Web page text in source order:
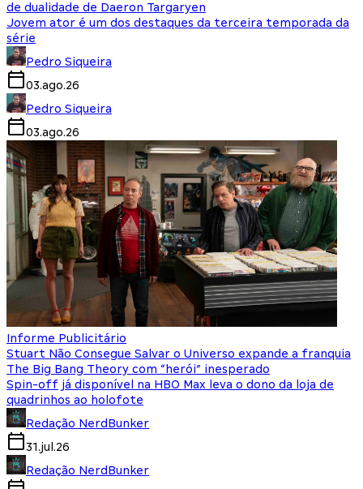
de dualidade de Daeron Targaryen
Jovem ator é um dos destaques da terceira temporada da
série
Pedro Siqueira
03.ago.26
Pedro Siqueira
03.ago.26
Informe Publicitário
Stuart Não Consegue Salvar o Universo expande a franquia
The Big Bang Theory com “herói” inesperado
Spin-off já disponível na HBO Max leva o dono da loja de
quadrinhos ao holofote
Redação NerdBunker
31.jul.26
Redação NerdBunker